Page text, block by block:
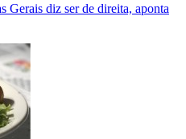
Gerais diz ser de direita, aponta